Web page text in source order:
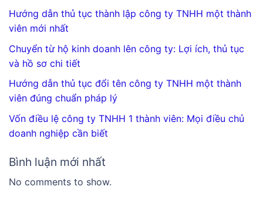
Hướng dẫn thủ tục thành lập công ty TNHH một thành
viên mới nhất
Chuyển từ hộ kinh doanh lên công ty: Lợi ích, thủ tục
và hồ sơ chi tiết
Hướng dẫn thủ tục đổi tên công ty TNHH một thành
viên đúng chuẩn pháp lý
Vốn điều lệ công ty TNHH 1 thành viên: Mọi điều chủ
doanh nghiệp cần biết
Bình luận mới nhất
No comments to show.